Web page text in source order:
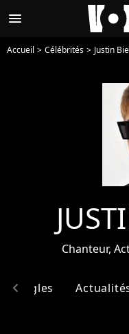
menu
Accueil Célébrités Justin
Chanteur,
Singles
chevron_left